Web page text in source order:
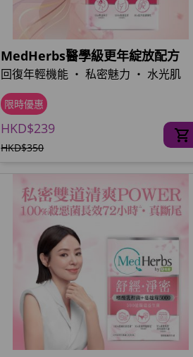
MedHerbs醫學級更年綻放配方
回復年輕機能 ‧ 私密魅力 ‧ 水光肌
限時優惠
HKD$239
HKD$350